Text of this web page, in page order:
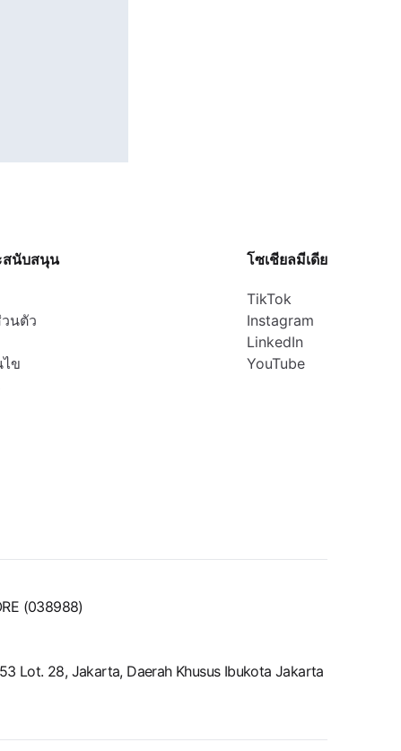
สนับสนุน
นตัว
ข
โซเชียลมีเดีย
TikTok
Instagram
LinkedIn
YouTube
(038988)
Lot. 28, Jakarta, Daerah Khusus Ibukota Jakarta